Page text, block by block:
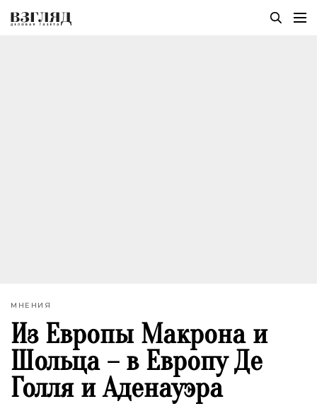
МНЕНИЯ
Из Европы Макрона и
Шольца – в Европу Де
Голля и Аденауэра